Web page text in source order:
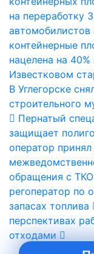
на переработку
автомобилистов
контейнерные
нацелена на
Известковом
В Углегорске
строительного
Пернатый
защищает
оператор
обращения с
регоператор по
запасах топлива
перспективах
отходами